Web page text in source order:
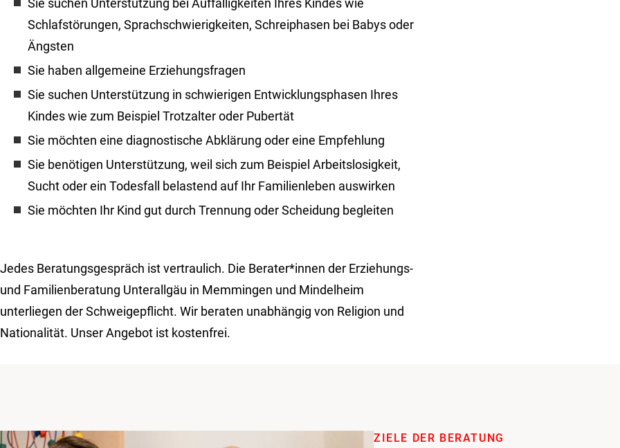
Sie suchen Unterstützung bei Auffälligkeiten Ihres Kindes wie
Schlafstörungen, Sprachschwierigkeiten, Schreiphasen bei Babys oder
Ängsten
Sie haben allgemeine Erziehungsfragen
Sie suchen Unterstützung in schwierigen Entwicklungsphasen Ihres
Kindes wie zum Beispiel Trotzalter oder Pubertät
Sie möchten eine diagnostische Abklärung oder eine Empfehlung
Sie benötigen Unterstützung, weil sich zum Beispiel Arbeitslosigkeit,
Sucht oder ein Todesfall belastend auf Ihr Familienleben auswirken
Sie möchten Ihr Kind gut durch Trennung oder Scheidung begleiten
Jedes Beratungsgespräch ist vertraulich. Die Berater*innen der Erziehungs-
und Familienberatung Unterallgäu in Memmingen und Mindelheim
unterliegen der Schweigepflicht. Wir beraten unabhängig von Religion und
Nationalität. Unser Angebot ist kostenfrei.
ZIELE DER BERATUNG